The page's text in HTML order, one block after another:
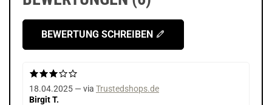
BEWERTUNG SCHREIBEN
18.04.2025 — via Trustedshops.de
Birgit T.